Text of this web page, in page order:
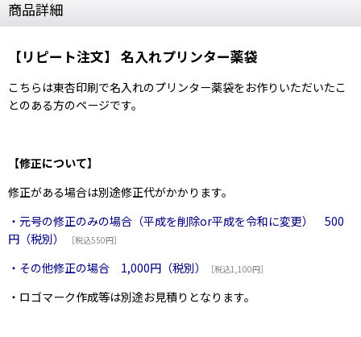
商品詳細
【リピート注文】 名入れプリンター薬袋
こちらは東杏印刷で名入れのプリンター薬袋をお作りいただいたこ
とのある方のページです。
【修正について】
修正がある場合は別途修正代がかかります。
・元号の修正のみの場合（平成を削除or平成を令和に変更） 500
円（税別）
［税込550円］
・その他修正の場合 1,000円（税別） ［税込1,100円］
・ロゴマーク作成等は別途お見積りとなります。